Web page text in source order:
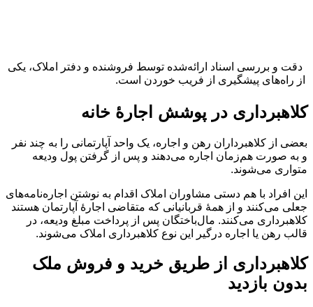
دقت و بررسی اسناد ارائه‌شده توسط فروشنده و دفتر املاک، یکی
از راه‌های پیشگیری از فریب خوردن است.
کلاهبرداری در پوشش اجارۀ خانه
بعضی از کلاهبرداران رهن و اجاره، یک واحد آپارتمانی را به چند نفر
و به صورت هم‌زمان اجاره می‌دهند و پس از گرفتن پول ودیعه
متواری می‌شوند.
این افراد با هم دستی مشاوران املاک اقدام به نوشتن اجاره‌نامه‌های
جعلی می‌کنند و از همۀ قربانیانی که متقاضی اجارۀ آپارتمان هستند
کلاهبرداری می‌کنند. مال‌باختگان پس از پرداخت مبلغ ودیعه، در
قالب رهن یا اجاره درگیر این نوع کلاهبرداری املاک می‌شوند.
کلاهبرداری از طریق خرید و فروش ملک
بدون بازدید